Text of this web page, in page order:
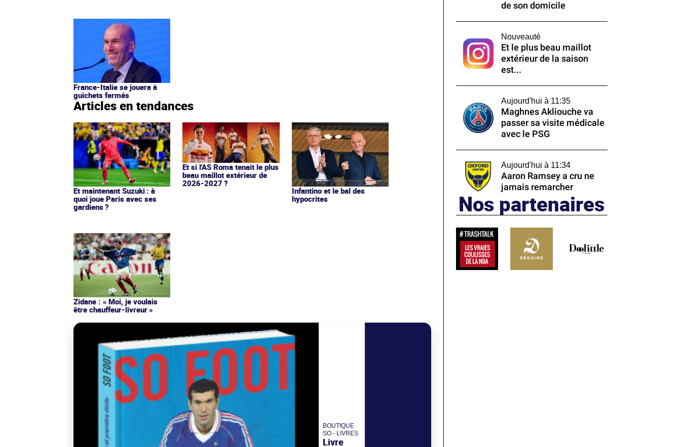
France-Italie se jouera à
guichets fermés
Articles en tendances
Et maintenant Suzuki : à
quoi joue Paris avec ses
gardiens ?
Et si l'AS Roma tenait le plus
beau maillot extérieur de
2026-2027 ?
Infantino et le bal des
hypocrites
Zidane : « Moi, je voulais
être chauffeur-livreur »
BOUTIQUE
SO - LIVRES
Livre
de son domicile
Nouveauté
Et le plus beau maillot
extérieur de la saison
est...
Aujourd'hui à 11:35
Maghnes Akliouche va
passer sa visite médicale
avec le PSG
Aujourd'hui à 11:34
Aaron Ramsey a cru ne
jamais remarcher
Nos partenaires